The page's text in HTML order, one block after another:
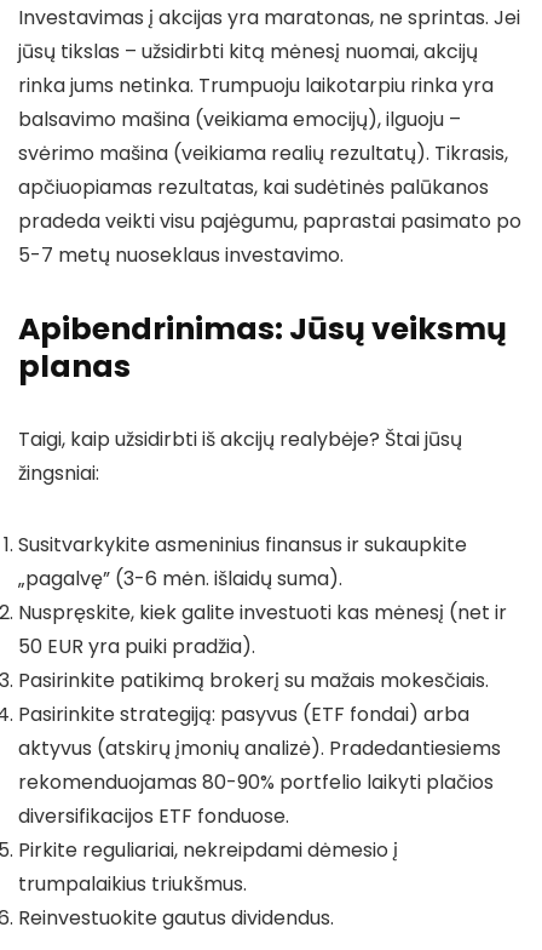
Investavimas į akcijas yra maratonas, ne sprintas. Jei
jūsų tikslas – užsidirbti kitą mėnesį nuomai, akcijų
rinka jums netinka. Trumpuoju laikotarpiu rinka yra
balsavimo mašina (veikiama emocijų), ilguoju –
svėrimo mašina (veikiama realių rezultatų). Tikrasis,
apčiuopiamas rezultatas, kai sudėtinės palūkanos
pradeda veikti visu pajėgumu, paprastai pasimato po
5-7 metų nuoseklaus investavimo.
Apibendrinimas: Jūsų veiksmų
planas
Taigi, kaip užsidirbti iš akcijų realybėje? Štai jūsų
žingsniai:
Susitvarkykite asmeninius finansus ir sukaupkite
„pagalvę” (3-6 mėn. išlaidų suma).
Nuspręskite, kiek galite investuoti kas mėnesį (net ir
50 EUR yra puiki pradžia).
Pasirinkite patikimą brokerį su mažais mokesčiais.
Pasirinkite strategiją: pasyvus (ETF fondai) arba
aktyvus (atskirų įmonių analizė). Pradedantiesiems
rekomenduojamas 80-90% portfelio laikyti plačios
diversifikacijos ETF fonduose.
Pirkite reguliariai, nekreipdami dėmesio į
trumpalaikius triukšmus.
Reinvestuokite gautus dividendus.